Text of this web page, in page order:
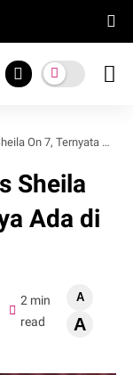
Kuncinya Ada di Mid dan Delay
Sheila
Ada di
2 min
read
A
A